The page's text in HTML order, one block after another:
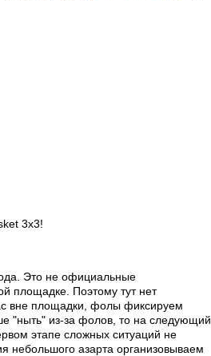
3x3!
Это не официальные
площадке. Поэтому тут нет
вне площадки, фолы фиксируем
"ныть" из-за фолов, то на следующий
этапе сложных ситуаций не
небольшого азарта организовываем